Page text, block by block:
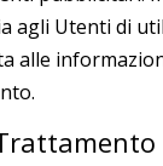
agli Utenti di
alle